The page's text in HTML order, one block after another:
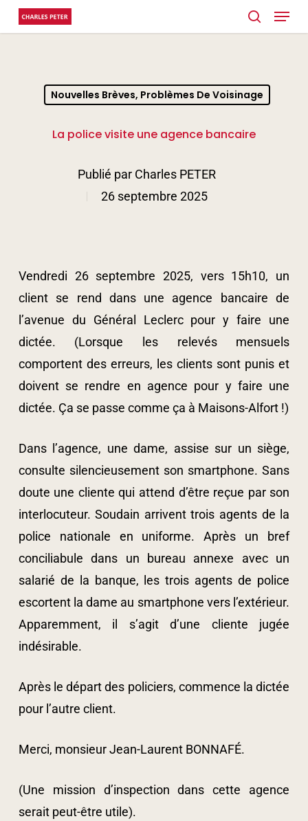
Skip
to
search
Menu
Nouvelles Brèves, Problèmes De Voisinage
La police visite une agence bancaire
Publié par Charles PETER
26 septembre 2025
Vendredi 26 septembre 2025, vers 15h10, un
client se rend dans une agence bancaire de
l’avenue du Général Leclerc pour y faire une
dictée. (Lorsque les relevés mensuels
comportent des erreurs, les clients sont punis et
doivent se rendre en agence pour y faire une
dictée. Ça se passe comme ça à Maisons-Alfort !)
Dans l’agence, une dame, assise sur un siège,
consulte silencieusement son smartphone. Sans
doute une cliente qui attend d’être reçue par son
interlocuteur. Soudain arrivent trois agents de la
police nationale en uniforme. Après un bref
conciliabule dans un bureau annexe avec un
salarié de la banque, les trois agents de police
escortent la dame au smartphone vers l’extérieur.
Apparemment, il s’agit d’une cliente jugée
indésirable.
Après le départ des policiers, commence la dictée
pour l’autre client.
Merci, monsieur Jean-Laurent BONNAFÉ.
(Une mission d’inspection dans cette agence
serait peut-être utile).